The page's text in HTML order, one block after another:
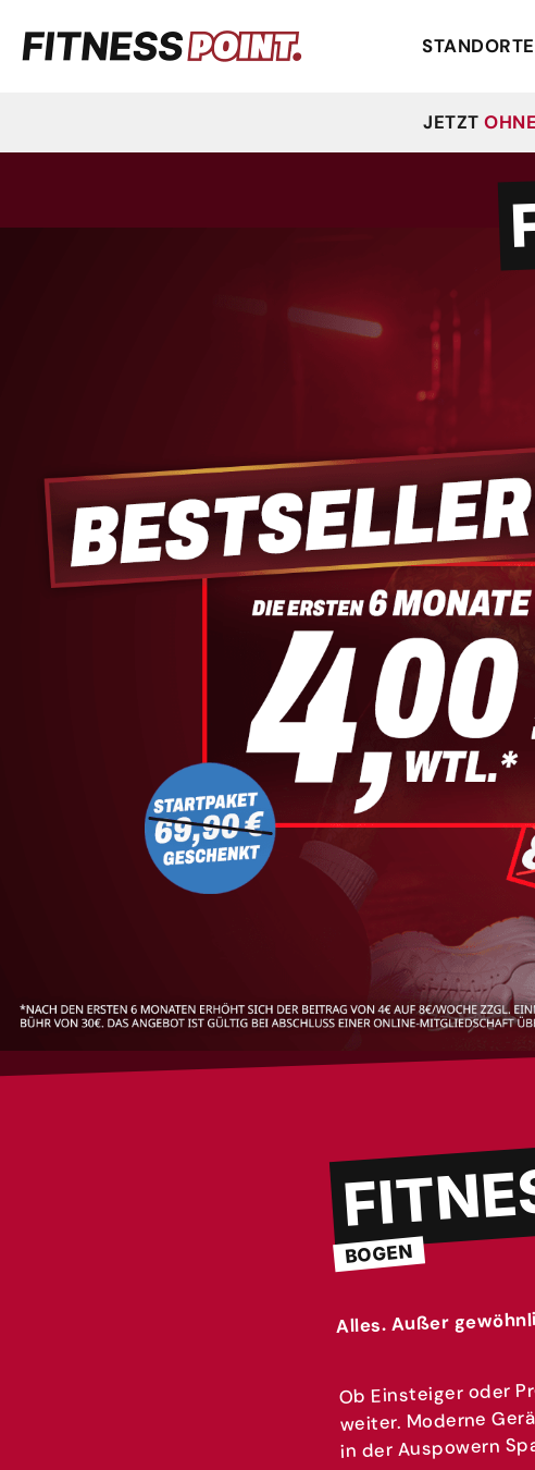
STANDORTE
JETZT
BOGEN
Alles. Außer
Ob Einsteiger oder
weiter. Moderne
in der Auspowern